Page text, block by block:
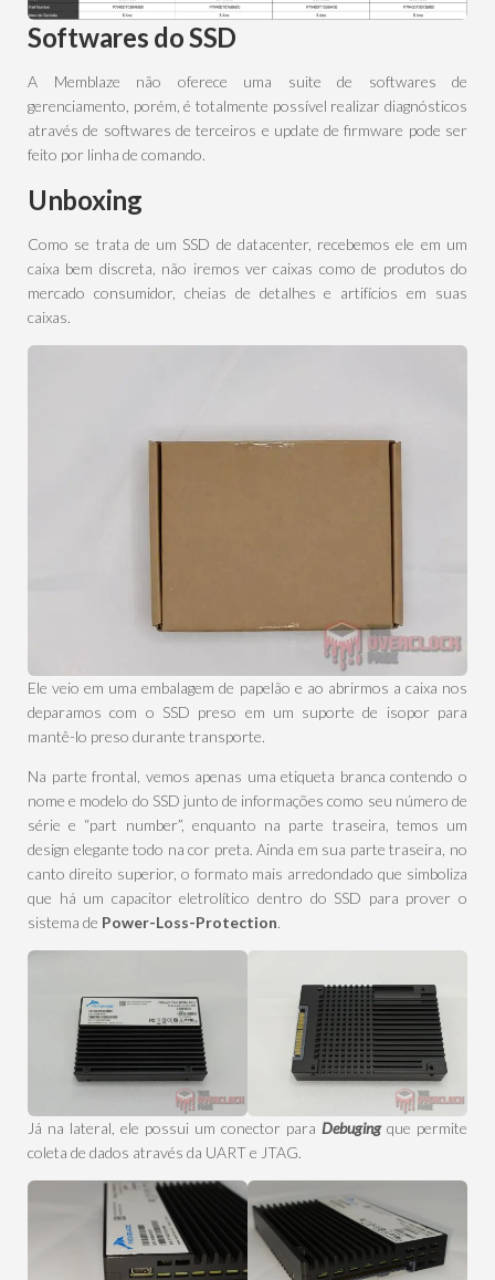
Softwares do SSD
A Memblaze não oferece uma suite de softwares de
gerenciamento, porém, é totalmente possível realizar diagnósticos
através de softwares de terceiros e update de firmware pode ser
feito por linha de comando.
Unboxing
Como se trata de um SSD de datacenter, recebemos ele em um
caixa bem discreta, não iremos ver caixas como de produtos do
mercado consumidor, cheias de detalhes e artifícios em suas
caixas.
Ele veio em uma embalagem de papelão e ao abrirmos a caixa nos
deparamos com o SSD preso em um suporte de isopor para
mantê-lo preso durante transporte.
Na parte frontal, vemos apenas uma etiqueta branca contendo o
nome e modelo do SSD junto de informações como seu número de
série e “part number”, enquanto na parte traseira, temos um
design elegante todo na cor preta. Ainda em sua parte traseira, no
canto direito superior, o formato mais arredondado que simboliza
que há um capacitor eletrolítico dentro do SSD para prover o
sistema de Power-Loss-Protection.
Já na lateral, ele possui um conector para Debugingque permite
coleta de dados através da UART e JTAG.